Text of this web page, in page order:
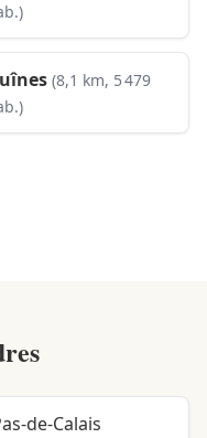
(8,1 km, 5 479
de-Calais